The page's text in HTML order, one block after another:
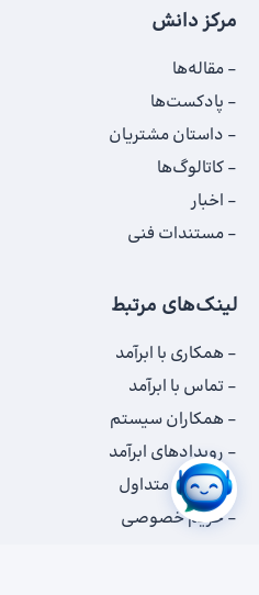
مرکز دانش
مقاله‌ها
پادکست‌ها
داستان‌ مشتریان
کاتالوگ‌‌ها
اخبار
مستندات فنی
لینک‌های مرتبط
همکاری با ابرآمد
تماس با ابرآمد
همکاران سیستم
رویدادهای ابرآمد
سوالات متداول
حریم خصوصی